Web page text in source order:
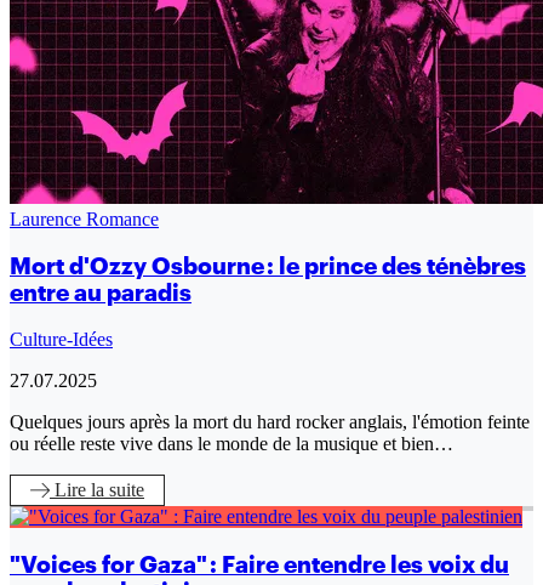
Laurence Romance
Mort d'Ozzy Osbourne : le prince des ténèbres
entre au paradis
Culture-Idées
27.07.2025
Quelques jours après la mort du hard rocker anglais, l'émotion feinte
ou réelle reste vive dans le monde de la musique et bien…
Lire la suite
"Voices for Gaza" : Faire entendre les voix du